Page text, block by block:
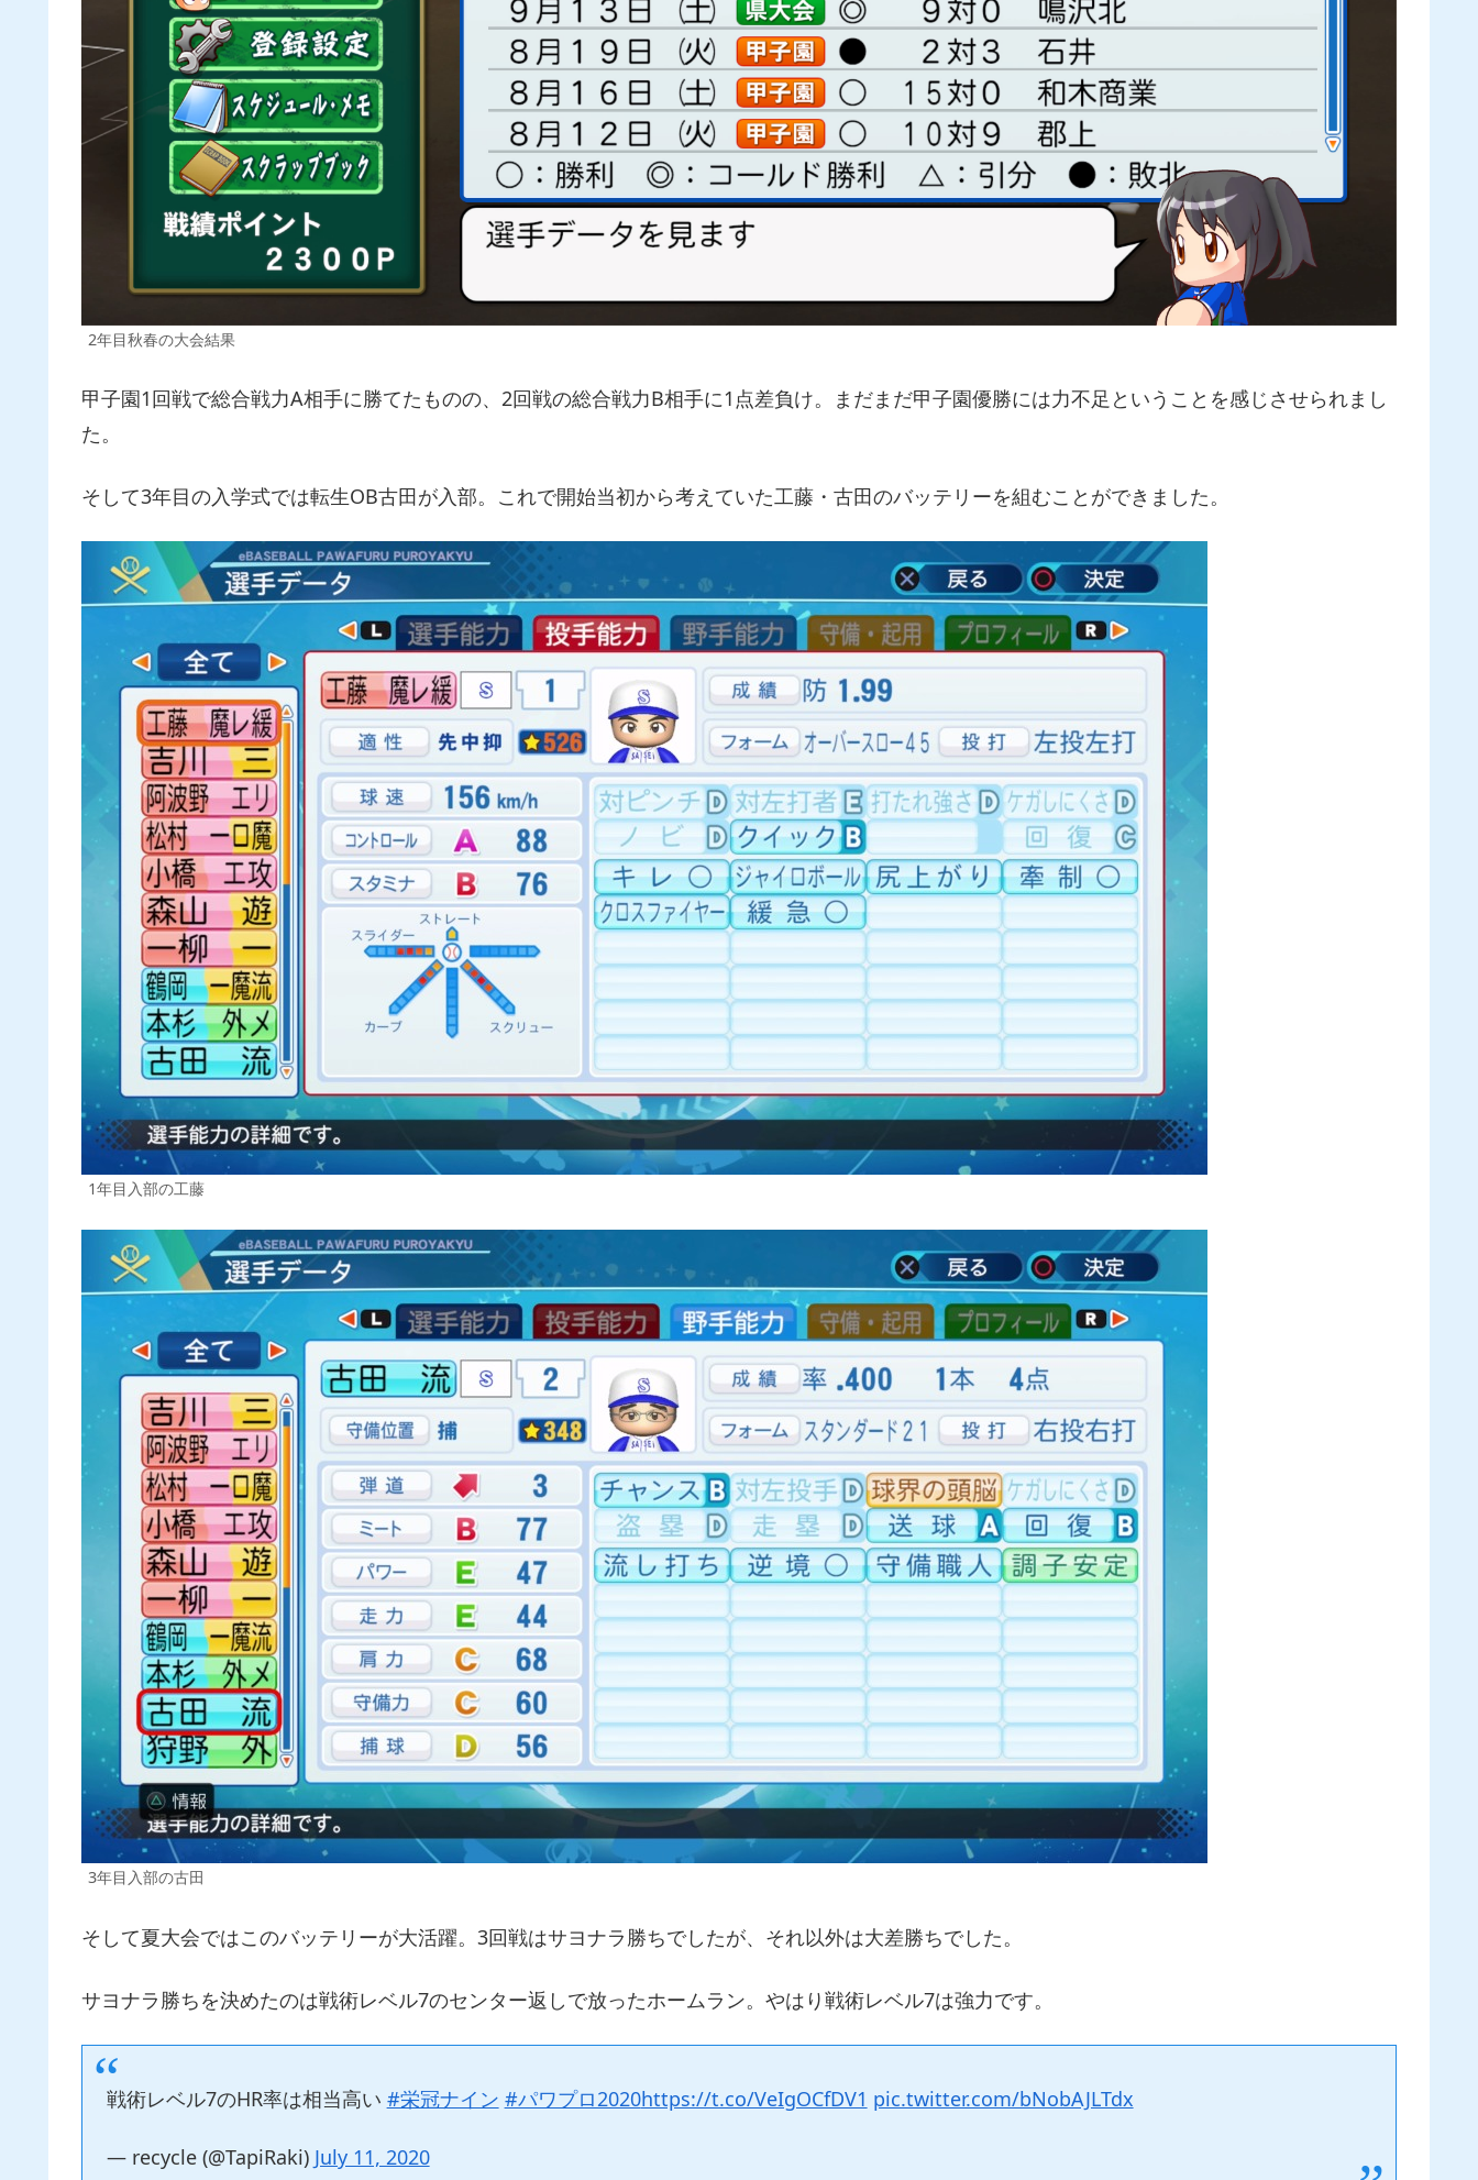
2年目秋春の大会結果
甲子園1回戦で総合戦力A相手に勝てたものの、2回戦の総合戦力B相手に1点差負け。まだまだ甲子園優勝には力不足ということを感じさせられまし
た。
そして3年目の入学式では転生OB古田が入部。これで開始当初から考えていた工藤・古田のバッテリーを組むことができました。
1年目入部の工藤
3年目入部の古田
そして夏大会ではこのバッテリーが大活躍。3回戦はサヨナラ勝ちでしたが、それ以外は大差勝ちでした。
サヨナラ勝ちを決めたのは戦術レベル7のセンター返しで放ったホームラン。やはり戦術レベル7は強力です。
戦術レベル7のHR率は相当高い #栄冠ナイン #パワプロ2020https://t.co/VeIgOCfDV1 pic.twitter.com/bNobAJLTdx
— recycle (@TapiRaki) July 11, 2020